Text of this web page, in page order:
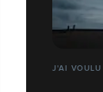
J'AI VOULU